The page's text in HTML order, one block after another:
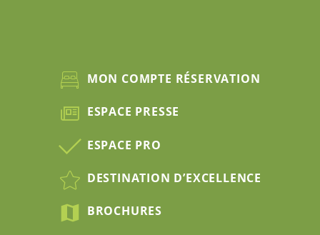
MON COMPTE RÉSERVATION
ESPACE PRESSE
ESPACE PRO
DESTINATION D’EXCELLENCE
BROCHURES